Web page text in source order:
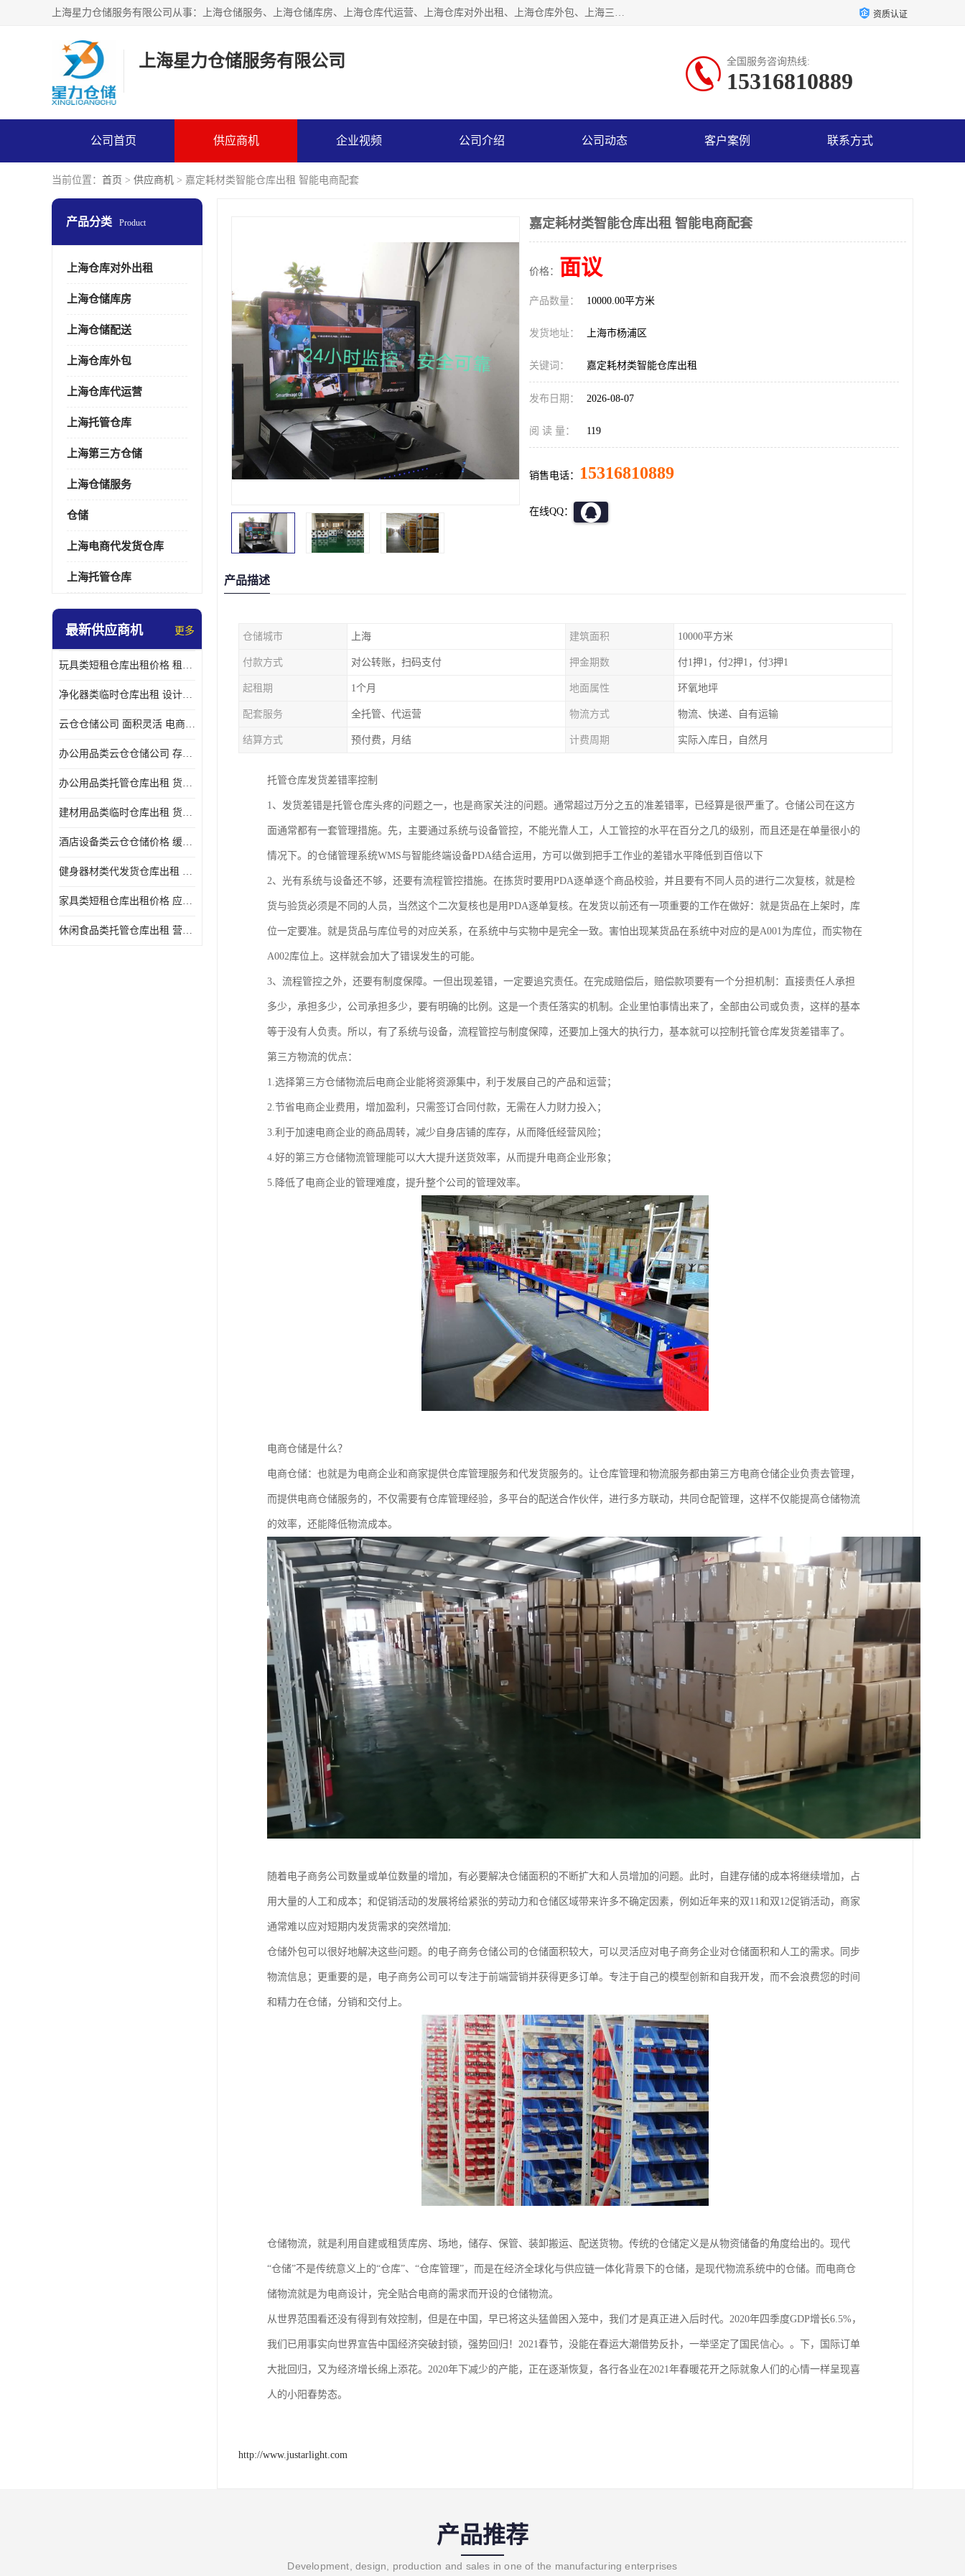
上海星力仓储服务有限公司从事：上海仓储服务、上海仓储库房、上海仓库代运营、上海仓库对外出租、上海仓库外包、上海三方仓储、上海电商仓储代发、上海电商代发货仓库、上海托管仓库、上海仓储配送。上海星力仓储服务有限公司现在拥有100个分仓、10万余平方的标准库房，精炼员工几百名，与几千家客户合作，公司已跻身上海仓储行业前列。欢迎来电咨询！ 资质认证
上海星力仓储服务有限公司 全国服务咨询热线:
15316810889
公司首页 供应商机 企业视频 公司介绍 公司动态 客户案例 联系方式
当前位置： 首页 > 供应商机 > 嘉定耗材类智能仓库出租 智能电商配套
产品分类 Product
上海仓库对外出租
上海仓储库房
上海仓储配送
上海仓库外包
上海仓库代运营
上海托管仓库
上海第三方仓储
上海仓储服务
仓储
上海电商代发货仓库
上海托管仓库
最新供应商机 更多
玩具类短租仓库出租价格 租期灵活 智能电商配套
净化器类临时仓库出租 设计简单 电商仓储物流战略合作
云仓仓储公司 面积灵活 电商仓储物流战略合作
办公用品类云仓仓储公司 存货周转很快 电商仓储物流战略整合
办公用品类托管仓库出租 货物装卸方便 电商仓储物流战略合作
建材用品类临时仓库出租 货物装卸方便 仓储供应链配套
酒店设备类云仓仓储价格 缓解企业储存压力 智能电商配套
健身器材类代发货仓库出租 租期灵活 新媒体平台配套
家具类短租仓库出租价格 应用广泛 智能电商配套
休闲食品类托管仓库出租 营造良好环境氛围 垂直电商配套
嘉定耗材类智能仓库出租 智能电商配套
价格： 面议
产品数量： 10000.00平方米
发货地址： 上海市杨浦区
关键词： 嘉定耗材类智能仓库出租
发布日期： 2026-08-07
阅 读 量： 119
销售电话： 15316810889
在线QQ：
产品描述
仓储城市 上海 建筑面积 10000平方米
付款方式 对公转账，扫码支付 押金期数 付1押1，付2押1，付3押1
起租期 1个月 地面属性 环氧地坪
配套服务 全托管、代运营 物流方式 物流、快递、自有运输
结算方式 预付费，月结 计费周期 实际入库日，自然月
托管仓库发货差错率控制
1、发货差错是托管仓库头疼的问题之一，也是商家关注的问题。通常超过万分之五的准差错率，已经算是很严重了。仓储公司在这方
面通常都有一套管理措施。先，主要通过系统与设备管控，不能光靠人工，人工管控的水平在百分之几的级别，而且还是在单量很小的
情况下。的仓储管理系统WMS与智能终端设备PDA结合运用，方可以做到把手工作业的差错水平降低到百倍以下
2、光有系统与设备还不够，还要有流程管控措施。在拣货时要用PDA逐单逐个商品校验，并且要有不同人员的进行二次复核，就是检
货与验货必须是不同的人员，当然这个二次复核也是用PDA逐单复核。在发货以前还有一项重要的工作在做好：就是货品在上架时，库
位一定要准。就是货品与库位号的对应关系，在系统中与实物中是完全一致。害怕出现某货品在系统中对应的是A001为库位，而实物在
A002库位上。这样就会加大了错误发生的可能。
3、流程管控之外，还要有制度保障。一但出现差错，一定要追究责任。在完成赔偿后，赔偿款项要有一个分担机制：直接责任人承担
多少，承担多少，公司承担多少，要有明确的比例。这是一个责任落实的机制。企业里怕事情出来了，全部由公司或负责，这样的基本
等于没有人负责。所以，有了系统与设备，流程管控与制度保障，还要加上强大的执行力，基本就可以控制托管仓库发货差错率了。
第三方物流的优点：
1.选择第三方仓储物流后电商企业能将资源集中，利于发展自己的产品和运营；
2.节省电商企业费用，增加盈利，只需签订合同付款，无需在人力财力投入；
3.利于加速电商企业的商品周转，减少自身店铺的库存，从而降低经营风险；
4.好的第三方仓储物流管理能可以大大提升送货效率，从而提升电商企业形象；
5.降低了电商企业的管理难度，提升整个公司的管理效率。
电商仓储是什么？
电商仓储：也就是为电商企业和商家提供仓库管理服务和代发货服务的。让仓库管理和物流服务都由第三方电商仓储企业负责去管理，
而提供电商仓储服务的，不仅需要有仓库管理经验，多平台的配送合作伙伴，进行多方联动，共同仓配管理，这样不仅能提高仓储物流
的效率，还能降低物流成本。
随着电子商务公司数量或单位数量的增加，有必要解决仓储面积的不断扩大和人员增加的问题。此时，自建存储的成本将继续增加，占
用大量的人工和成本；和促销活动的发展将给紧张的劳动力和仓储区域带来许多不确定因素，例如近年来的双11和双12促销活动，商家
通常难以应对短期内发货需求的突然增加;
仓储外包可以很好地解决这些问题。的电子商务仓储公司的仓储面积较大，可以灵活应对电子商务企业对仓储面积和人工的需求。同步
物流信息；更重要的是，电子商务公司可以专注于前端营销并获得更多订单。专注于自己的模型创新和自我开发，而不会浪费您的时间
和精力在仓储，分销和交付上。
仓储物流，就是利用自建或租赁库房、场地，储存、保管、装卸搬运、配送货物。传统的仓储定义是从物资储备的角度给出的。现代
“仓储”不是传统意义上的“仓库”、“仓库管理”，而是在经济全球化与供应链一体化背景下的仓储，是现代物流系统中的仓储。而电商仓
储物流就是为电商设计，完全贴合电商的需求而开设的仓储物流。
从世界范围看还没有得到有效控制，但是在中国，早已将这头猛兽困入笼中，我们才是真正进入后时代。2020年四季度GDP增长6.5%，
我们已用事实向世界宣告中国经济突破封锁，强势回归！2021春节，没能在春运大潮借势反扑，一举坚定了国民信心。。下，国际订单
大批回归，又为经济增长绵上添花。2020年下减少的产能，正在逐渐恢复，各行各业在2021年春暖花开之际就象人们的心情一样呈现喜
人的小阳春势态。
http://www.justarlight.com
产品推荐
Development, design, production and sales in one of the manufacturing enterprises